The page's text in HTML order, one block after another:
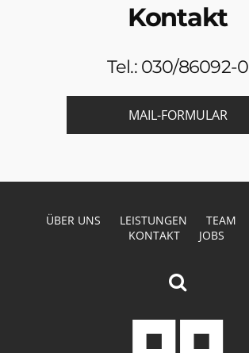
Kontakt
Tel.: 030/86092-0
MAIL-FORMULAR
ÜBER UNS LEISTUNGEN TEAM
KONTAKT
JOBS